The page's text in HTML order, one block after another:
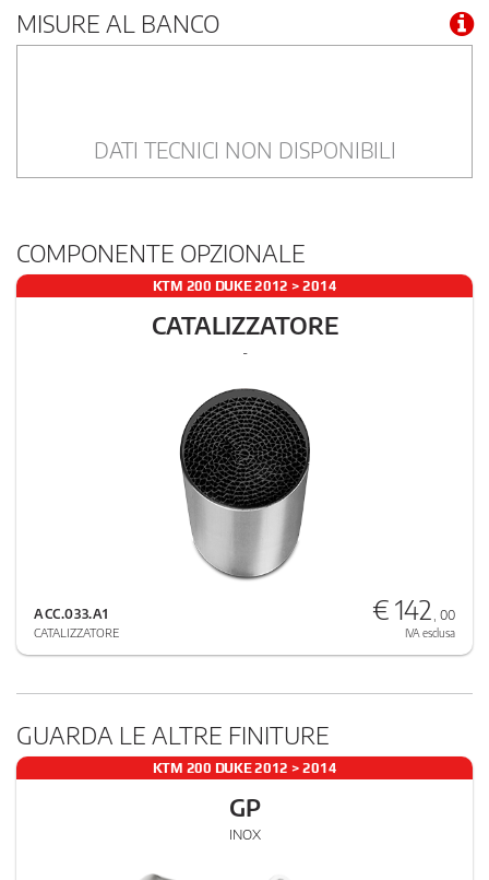
MISURE AL BANCO
DATI TECNICI NON DISPONIBILI
COMPONENTE OPZIONALE
KTM 200 DUKE 2012 > 2014
CATALIZZATORE
-
ACC.033.A1
CATALIZZATORE
€ 142 , 00
IVA esclusa
GUARDA LE ALTRE FINITURE
KTM 200 DUKE 2012 > 2014
GP
INOX